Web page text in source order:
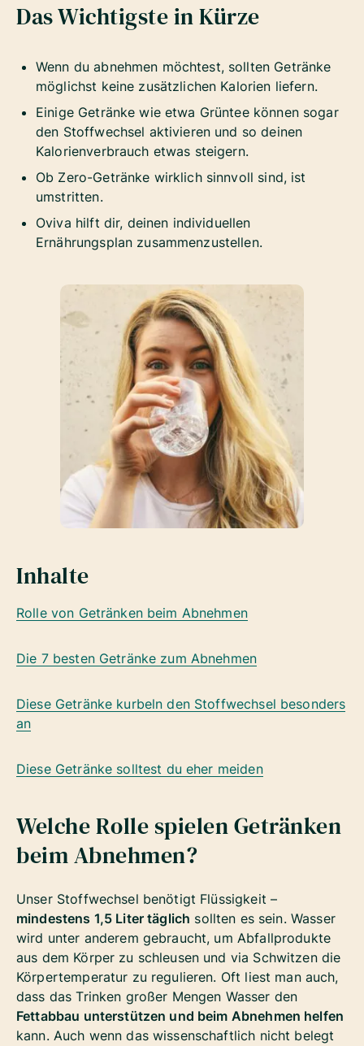
Das Wichtigste in Kürze
Wenn du abnehmen möchtest, sollten Getränke
möglichst keine zusätzlichen Kalorien liefern.
Einige Getränke wie etwa Grüntee können sogar
den Stoffwechsel aktivieren und so deinen
Kalorienverbrauch etwas steigern.
Ob Zero-Getränke wirklich sinnvoll sind, ist
umstritten.
Oviva hilft dir, deinen individuellen
Ernährungsplan zusammenzustellen.
Inhalte
Rolle von Getränken beim Abnehmen
Die 7 besten Getränke zum Abnehmen
Diese Getränke kurbeln den Stoffwechsel besonders
an
Diese Getränke solltest du eher meiden
Welche Rolle spielen Getränken
beim Abnehmen?
Unser Stoffwechsel benötigt Flüssigkeit –
mindestens 1,5 Liter täglich sollten es sein. Wasser
wird unter anderem gebraucht, um Abfallprodukte
aus dem Körper zu schleusen und via Schwitzen die
Körpertemperatur zu regulieren. Oft liest man auch,
dass das Trinken großer Mengen Wasser den
Fettabbau unterstützen und beim Abnehmen helfen
kann. Auch wenn das wissenschaftlich nicht belegt